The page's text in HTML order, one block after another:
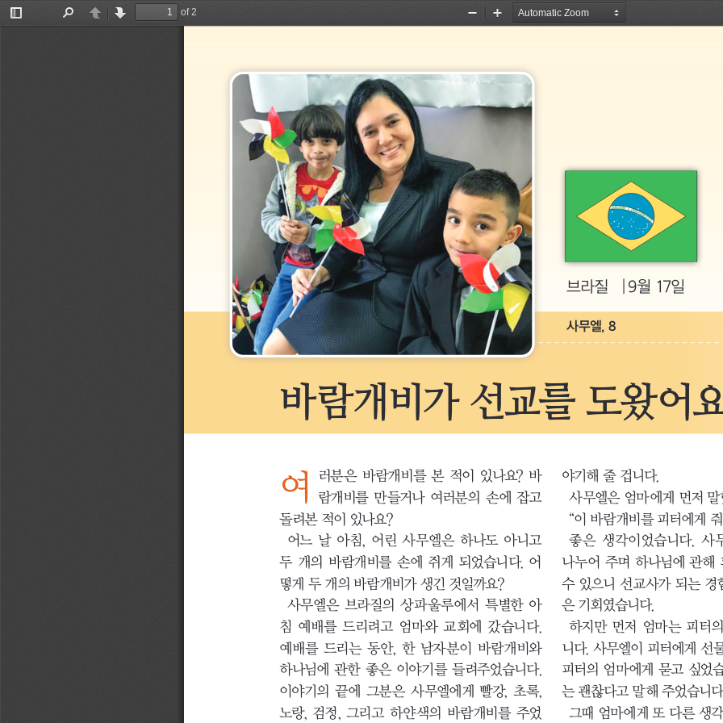
Toggle
PreviousNext
of 2
Zoom
Zoom
여
러분은 바람개비를 본 적이 있나요? 바
람개비를 만들거나 여러분의 손에 잡고
돌려본 적이 있나요?
어느 날 아침, 어린 사무엘은 하나도 아니고
두 개의 바람개비를 손에 쥐게 되었습니다. 어
떻게 두 개의 바람개비가 생긴 것일까요?
사무엘은 브라질의 상파울루에서 특별한 아
침 예배를 드리려고 엄마와 교회에 갔습니다.
예배를 드리는 동안, 한 남자분이 바람개비와
하나님에 관한 좋은 이야기를 들려주었습니다.
이야기의 끝에 그분은 사무엘에게 빨강, 초록,
노랑, 검정, 그리고 하얀색의 바람개비를 주었
야기해 줄 겁니다.
사무엘은 엄마에게 먼저 말
“이 바람개비를 피터에게
좋은 생각이었습니다. 사
나누어 주며 하나님에 관해
수 있으니 선교사가 되는
은 기회였습니다.
하지만 먼저 엄마는 피터
니다. 사무엘이 피터에게 선
피터의 엄마에게 묻고 싶었
는 괜찮다고 말해 주었습니
그때 엄마에게 또 다른 생
바람개비가 선교를 도왔어
사무엘, 8
브라질  │9월 17일